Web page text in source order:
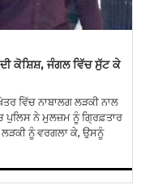
ਕੋਸ਼ਿਸ਼, ਜੰਗਲ ਵਿੱਚ ਸੁੱਟ ਕੇ
ਵਿੱਚ ਨਾਬਾਲਗ ਲੜਕੀ ਨਾਲ
ਪੁਲਿਸ ਨੇ ਮੁਲਜ਼ਮ ਨੂੰ ਗ੍ਰਿਫ਼ਤਾਰ
ਨੂੰ ਵਰਗਲਾ ਕੇ, ਉਸਨੂੰ